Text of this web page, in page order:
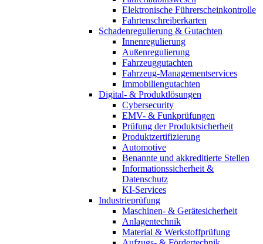
Elektronische Führerscheinkontrolle
Fahrtenschreiberkarten
Schadenregulierung & Gutachten
Innenregulierung
Außenregulierung
Fahrzeuggutachten
Fahrzeug-Managementservices
Immobiliengutachten
Digital- & Produktlösungen
Cybersecurity
EMV- & Funkprüfungen
Prüfung der Produktsicherheit
Produktzertifizierung
Automotive
Benannte und akkreditierte Stellen
Informationssicherheit &
Datenschutz
KI-Services
Industrieprüfung
Maschinen- & Gerätesicherheit
Anlagentechnik
Material & Werkstoffprüfung